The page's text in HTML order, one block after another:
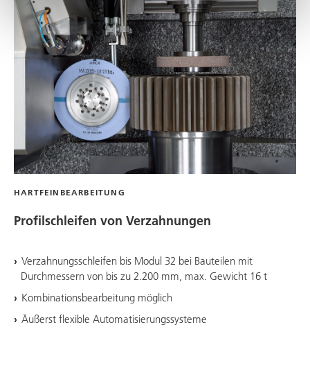
HARTFEINBEARBEITUNG
Profilschleifen von Verzahnungen
Verzahnungsschleifen bis Modul 32 bei Bauteilen mit
Durchmessern von bis zu 2.200 mm, max. Gewicht 16 t
Kombinationsbearbeitung möglich
Äußerst flexible Automatisierungssysteme